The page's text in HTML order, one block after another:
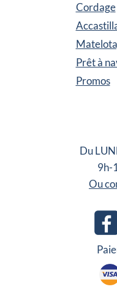
Cordage
Prêt à
Promos
Du
9h-
Ou